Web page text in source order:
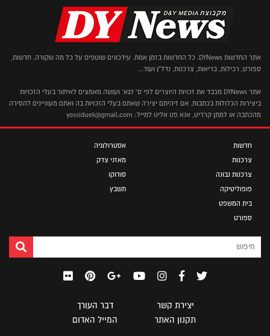
אתר החדשות DYNews. כל החדשות בזמן אמת. עידכונים שוטפים על כל מה שקורה. חדשות,
ספורט, רכילות, בריאות, צרכנות, נדל"ן ועוד...
אתר DYNews מכבד את זכויות היוצרים לפי ס' 27א' ועושה מאמצים לאיתור בעלי הזכויות
ביצירות הכלולות בכתבות. אם זיהיתם יצירה שאתם בעלי הזכויות בה ואתם מעוניינים להסירה
מהכתבה או למתן קרדיט, אנא פנו אלינו למייל: yossiduek@gmail.com
חדשות
צרכנות
צרכנות נבונה
פופוליטיקה
בית המשפט
ספורט
אסטרולוגיה
מאזני צדק
סודוקו
תשבץ
יצירת קשר
דבר העורך
תקנון האתר
המייל האדום